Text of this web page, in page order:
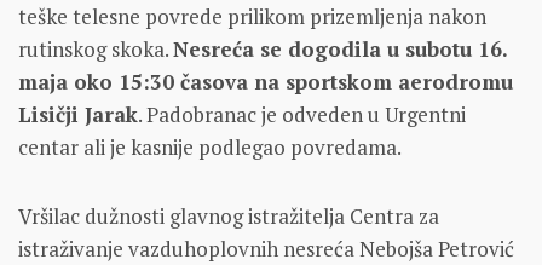
teške telesne povrede prilikom prizemljenja nakon
rutinskog skoka.Nesreća se dogodila u subotu 16.
maja oko 15:30 časova na sportskom aerodromu
Lisičji Jarak. Padobranac je odveden u Urgentni
centar ali je kasnije podlegao povredama.
Vršilac dužnosti glavnog istražitelja Centra za
istraživanje vazduhoplovnih nesreća Nebojša Petrović